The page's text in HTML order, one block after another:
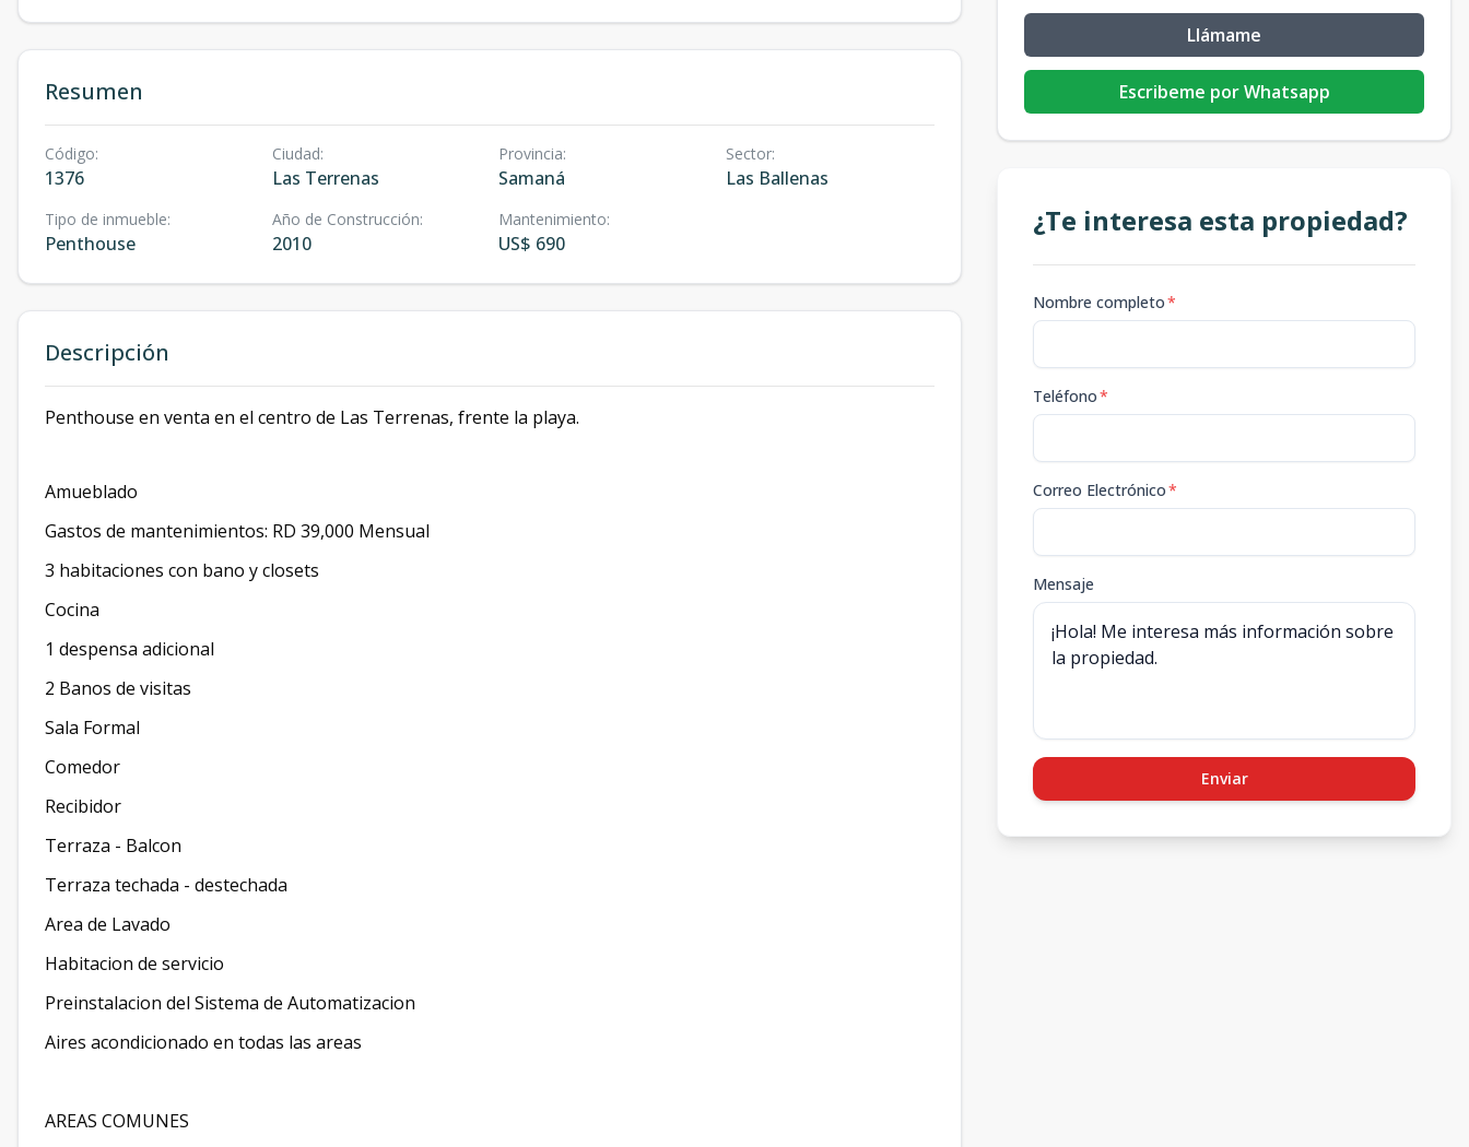
Resumen
Código:
1376
Ciudad:
Las Terrenas
Provincia:
Samaná
Sector:
Las Ballenas
Tipo de inmueble:
Penthouse
Año de Construcción:
2010
Mantenimiento:
US$ 690
Descripción
Penthouse en venta en el centro de Las Terrenas, frente la playa.
Amueblado
Gastos de mantenimientos: RD 39,000 Mensual
3 habitaciones con bano y closets
Cocina
1 despensa adicional
2 Banos de visitas
Sala Formal
Comedor
Recibidor
Terraza - Balcon
Terraza techada - destechada
Area de Lavado
Habitacion de servicio
Preinstalacion del Sistema de Automatizacion
Aires acondicionado en todas las areas
AREAS COMUNES
Llámame
Escribeme por Whatsapp
¿Te interesa esta propiedad?
Nombre completo*
Teléfono*
Correo Electrónico*
Mensaje
Enviar